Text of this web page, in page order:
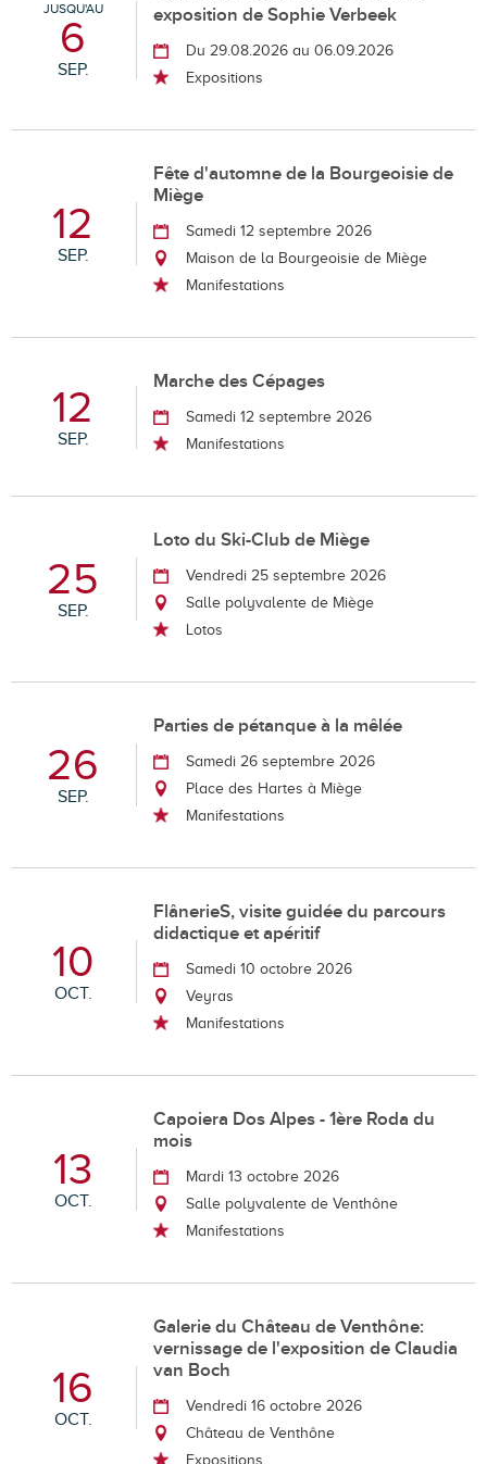
JUSQU'AU
6
SEP.
exposition de Sophie Verbeek
Du 29.08.2026 au 06.09.2026
Expositions
12
SEP.
Fête d'automne de la Bourgeoisie de
Miège
Samedi 12 septembre 2026
Maison de la Bourgeoisie de Miège
Manifestations
12
SEP.
Marche des Cépages
Samedi 12 septembre 2026
Manifestations
25
SEP.
Loto du Ski-Club de Miège
Vendredi 25 septembre 2026
Salle polyvalente de Miège
Lotos
26
SEP.
Parties de pétanque à la mêlée
Samedi 26 septembre 2026
Place des Hartes à Miège
Manifestations
10
OCT.
FlânerieS, visite guidée du parcours
didactique et apéritif
Samedi 10 octobre 2026
Veyras
Manifestations
13
OCT.
Capoiera Dos Alpes - 1ère Roda du
mois
Mardi 13 octobre 2026
Salle polyvalente de Venthône
Manifestations
16
OCT.
Galerie du Château de Venthône:
vernissage de l'exposition de Claudia
van Boch
Vendredi 16 octobre 2026
Château de Venthône
Expositions